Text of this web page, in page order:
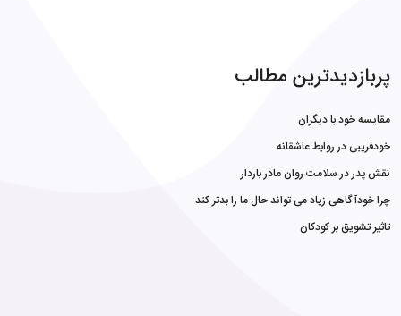
پربازدیدترین مطالب
مقایسه خود با دیگران
خودفریبی در روابط عاشقانه
نقش پدر در سلامت روان مادر باردار
چرا خودآگاهی زیاد می تواند حال ما را بدتر کند
تاثیر تشویق بر کودکان